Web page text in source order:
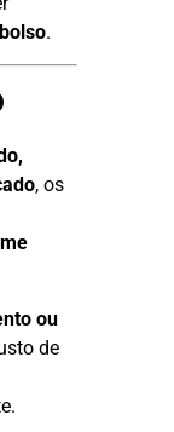
.
, os
ou
de